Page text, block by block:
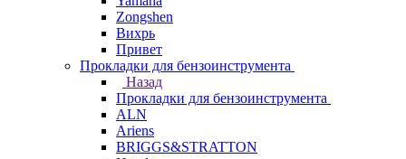
Zongshen
Вихрь
Привет
Прокладки для бензоинструмента
Назад
Прокладки для бензоинструмента
ALN
Ariens
BRIGGS&STRATTON